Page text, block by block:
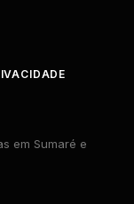
em Sumaré e